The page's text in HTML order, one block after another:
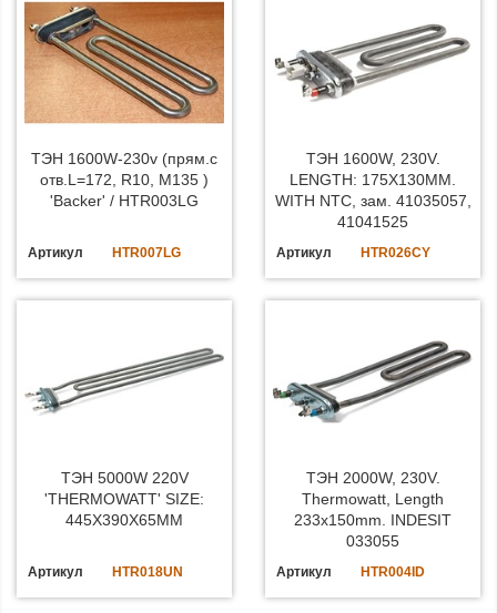
ТЭН 1600W-230v (прям.с
отв.L=172, R10, M135 )
'Backer' / HTR003LG
Артикул HTR007LG
ТЭН 1600W, 230V.
LENGTH: 175X130MM.
WITH NTC, зам. 41035057,
41041525
Артикул HTR026CY
ТЭН 5000W 220V
'THERMOWATT' SIZE:
445X390X65MM
Артикул HTR018UN
ТЭН 2000W, 230V.
Thermowatt, Length
233x150mm. INDESIT
033055
Артикул HTR004ID